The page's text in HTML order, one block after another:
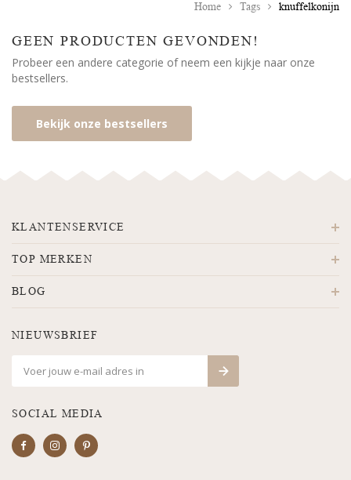
Home Tags knuffelkonijn
GEEN PRODUCTEN GEVONDEN!
Probeer een andere categorie of neem een kijkje naar onze
bestsellers.
Bekijk onze bestsellers
KLANTENSERVICE
TOP MERKEN
BLOG
NIEUWSBRIEF
SOCIAL MEDIA